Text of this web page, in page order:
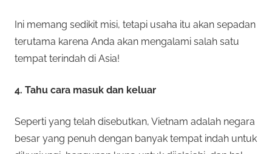
Ini memang sedikit misi, tetapi usaha itu akan sepadan
terutama karena Anda akan mengalami salah satu
tempat terindah di Asia!
4. Tahu cara masuk dan keluar
Seperti yang telah disebutkan, Vietnam adalah negara
besar yang penuh dengan banyak tempat indah untuk